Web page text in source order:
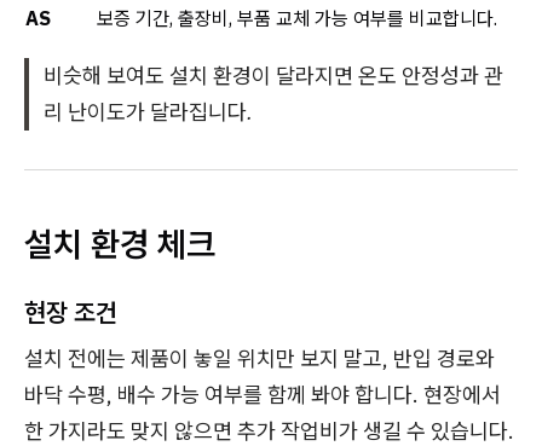
AS
보증 기간, 출장비, 부품 교체 가능 여부를 비교합니다.
비슷해 보여도 설치 환경이 달라지면 온도 안정성과 관
리 난이도가 달라집니다.
설치 환경 체크
현장 조건
설치 전에는 제품이 놓일 위치만 보지 말고, 반입 경로와
바닥 수평, 배수 가능 여부를 함께 봐야 합니다. 현장에서
한 가지라도 맞지 않으면 추가 작업비가 생길 수 있습니다.